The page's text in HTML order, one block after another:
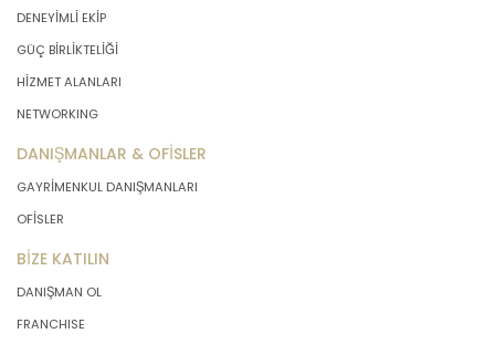
DENEYİMLİ EKİP
GÜÇ BİRLİKTELİĞİ
HİZMET ALANLARI
NETWORKING
DANIŞMANLAR & OFİSLER
GAYRİMENKUL DANIŞMANLARI
OFİSLER
BİZE KATILIN
DANIŞMAN OL
FRANCHISE